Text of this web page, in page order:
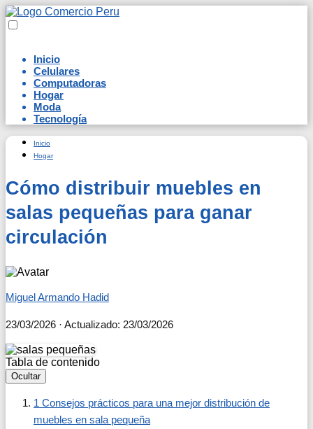
Inicio
Celulares
Computadoras
Hogar
Moda
Tecnología
Inicio
Hogar
Cómo distribuir muebles en
salas pequeñas para ganar
circulación
Miguel Armando Hadid
23/03/2026 · Actualizado: 23/03/2026
Tabla de contenido
Ocultar
1 Consejos prácticos para una mejor distribución de
muebles en sala pequeña